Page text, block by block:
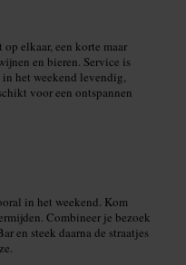
elkaar, een korte maar
en bieren. Service is
het weekend levendig,
voor een ontspannen
in het weekend. Kom
Combineer je bezoek
en steek daarna de straatjes